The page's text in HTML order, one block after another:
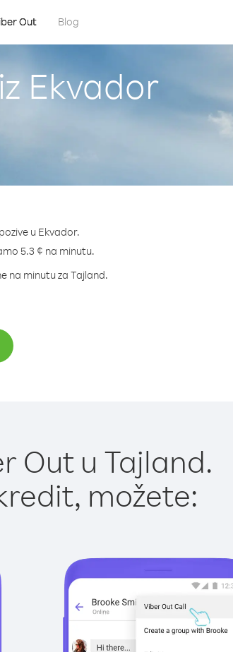
Out Blog
Ekvador
u Ekvador.
5.3 ¢ na minutu.
na minutu za Tajland.
Out u Tajland.
možete: